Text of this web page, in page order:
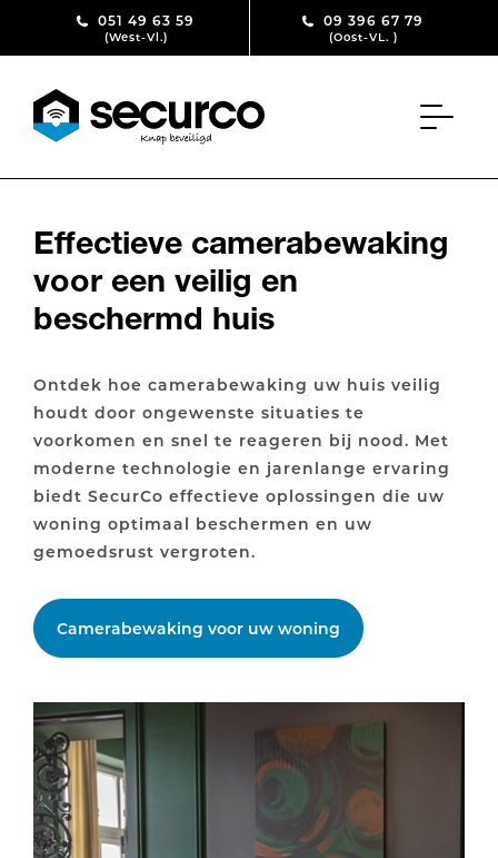
Skip to content051 49 63 59
(West-Vl.)
09 396 67 79
(Oost-VL. )
Effectieve camerabewaking
voor een veilig en
beschermd huis
Ontdek hoe camerabewaking uw huis veilig
houdt door ongewenste situaties te
voorkomen en snel te reageren bij nood. Met
moderne technologie en jarenlange ervaring
biedt SecurCo effectieve oplossingen die uw
woning optimaal beschermen en uw
gemoedsrust vergroten.
Camerabewaking voor uw woning